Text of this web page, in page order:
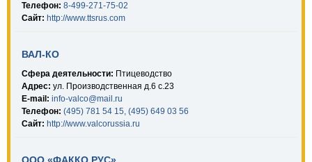
Телефон: 8-499-271-75-02
Сайт: http://www.ttsrus.com
ВАЛ-КО
Сфера деятельности: Птицеводство
Адрес: ул. Производственная д.6 с.23
E-mail: info-valco@mail.ru
Телефон: (495) 781 54 15, (495) 649 03 56
Сайт: http://www.valcorussia.ru